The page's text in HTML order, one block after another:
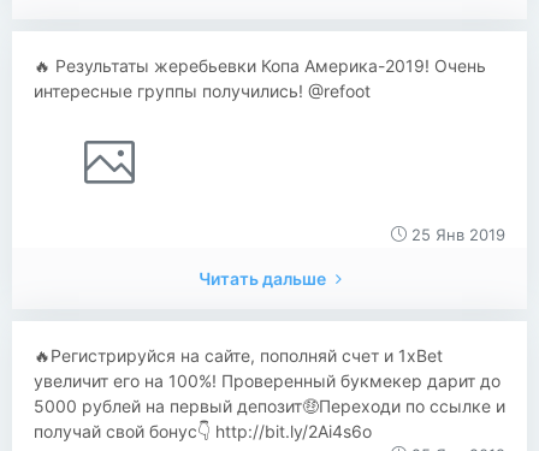
🔥 Результаты жеребьевки Копа Америка-2019! Очень
интересные группы получились! @refoot
25 Янв 2019
Читать дальше
​​🔥Регистрируйся на сайте, пополняй счет и 1xBet
увеличит его на 100%! Проверенный букмекер дарит до
5000 рублей на первый депозит🤑Переходи по ссылке и
получай свой бонус👇 http://bit.ly/2Ai4s6o